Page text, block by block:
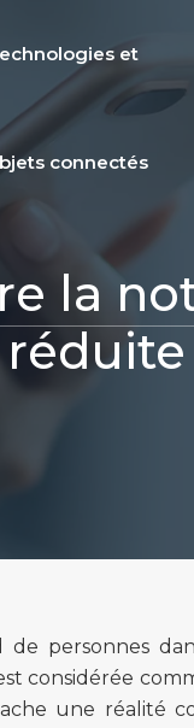
et
connectés
la
de personnes
considérée
une réalité